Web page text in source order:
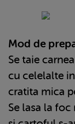
Mod de
Se taie
cu celelalte
cratita mica
Se lasa la